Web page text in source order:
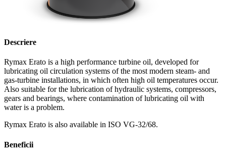
Descriere
Rymax Erato is a high performance turbine oil, developed for
lubricating oil circulation systems of the most modern steam- and
gas-turbine installations, in which often high oil temperatures occur.
Also suitable for the lubrication of hydraulic systems, compressors,
gears and bearings, where contamination of lubricating oil with
water is a problem.
Rymax Erato is also available in ISO VG-32/68.
Beneficii